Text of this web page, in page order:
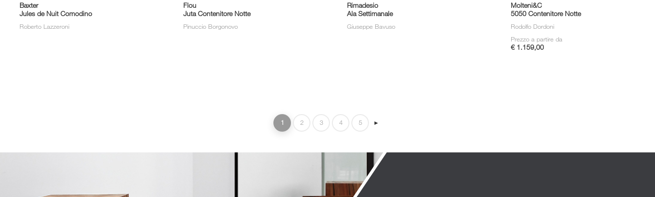
Baxter
Jules de Nuit Comodino
Roberto Lazzeroni
Flou
Juta Contenitore Notte
Pinuccio Borgonovo
Rimadesio
Ala Settimanale
Giuseppe Bavuso
Molteni&C
5050 Contenitore Notte
Rodolfo Dordoni
Prezzo a partire da
€ 1.159,00
1 2 3 4 5 ►